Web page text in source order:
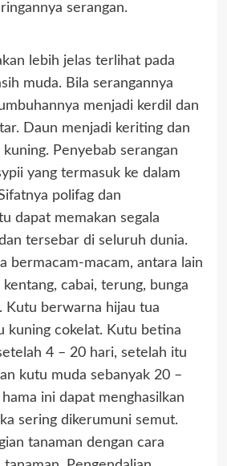
serangan.
lebih jelas terlihat pada
muda. Bila serangannya
menjadi kerdil dan
Daun menjadi keriting dan
Penyebab serangan
yang termasuk ke dalam
polifag dan
dapat memakan segala
tersebar di seluruh dunia.
bermacam-macam, antara lain
kentang, cabai, terung, bunga
Kutu berwarna hijau tua
kuning cokelat. Kutu betina
4 – 20 hari, setelah itu
kutu muda sebanyak 20 –
ini dapat menghasilkan
sering dikerumuni semut.
tanaman dengan cara